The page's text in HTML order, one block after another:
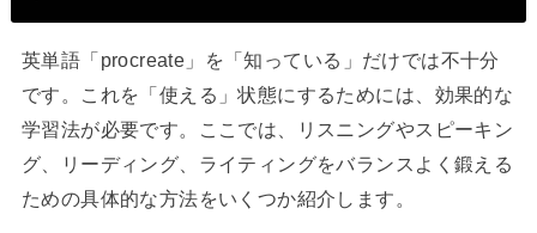
英単語「procreate」を「知っている」だけでは不十分
です。これを「使える」状態にするためには、効果的な
学習法が必要です。ここでは、リスニングやスピーキン
グ、リーディング、ライティングをバランスよく鍛える
ための具体的な方法をいくつか紹介します。